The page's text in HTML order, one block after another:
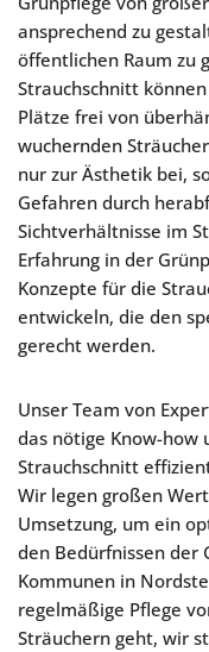
ansprechend zu
öffentlichen Raum zu
Strauchschnitt
Plätze frei von
wuchernden
nur zur Ästhetik bei,
Gefahren durch
Sichtverhältnisse im
Erfahrung in der
Konzepte für die
entwickeln, die den
gerecht werden.
Unser Team von
das nötige Know-how
Strauchschnitt
Wir legen großen
Umsetzung, um ein
den Bedürfnissen der
Kommunen in
regelmäßige Pflege
Sträuchern geht, wir